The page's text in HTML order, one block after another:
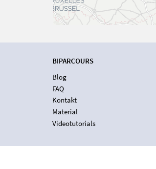
BIPARCOURS
Blog
FAQ
Kontakt
Material
Videotutorials